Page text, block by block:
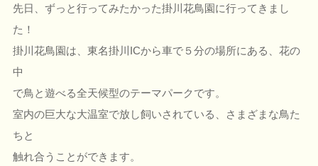
先日、ずっと行ってみたかった掛川花鳥園に行ってきまし
た！
掛川花鳥園は、東名掛川ICから車で５分の場所にある、花の
中
で鳥と遊べる全天候型のテーマパークです。
室内の巨大な大温室で放し飼いされている、さまざまな鳥た
ちと
触れ合うことができます。